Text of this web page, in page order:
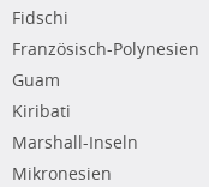
Fidschi
Französisch-Polynesien
Guam
Kiribati
Marshall-Inseln
Mikronesien